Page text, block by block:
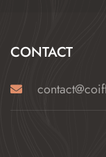
CONTACT